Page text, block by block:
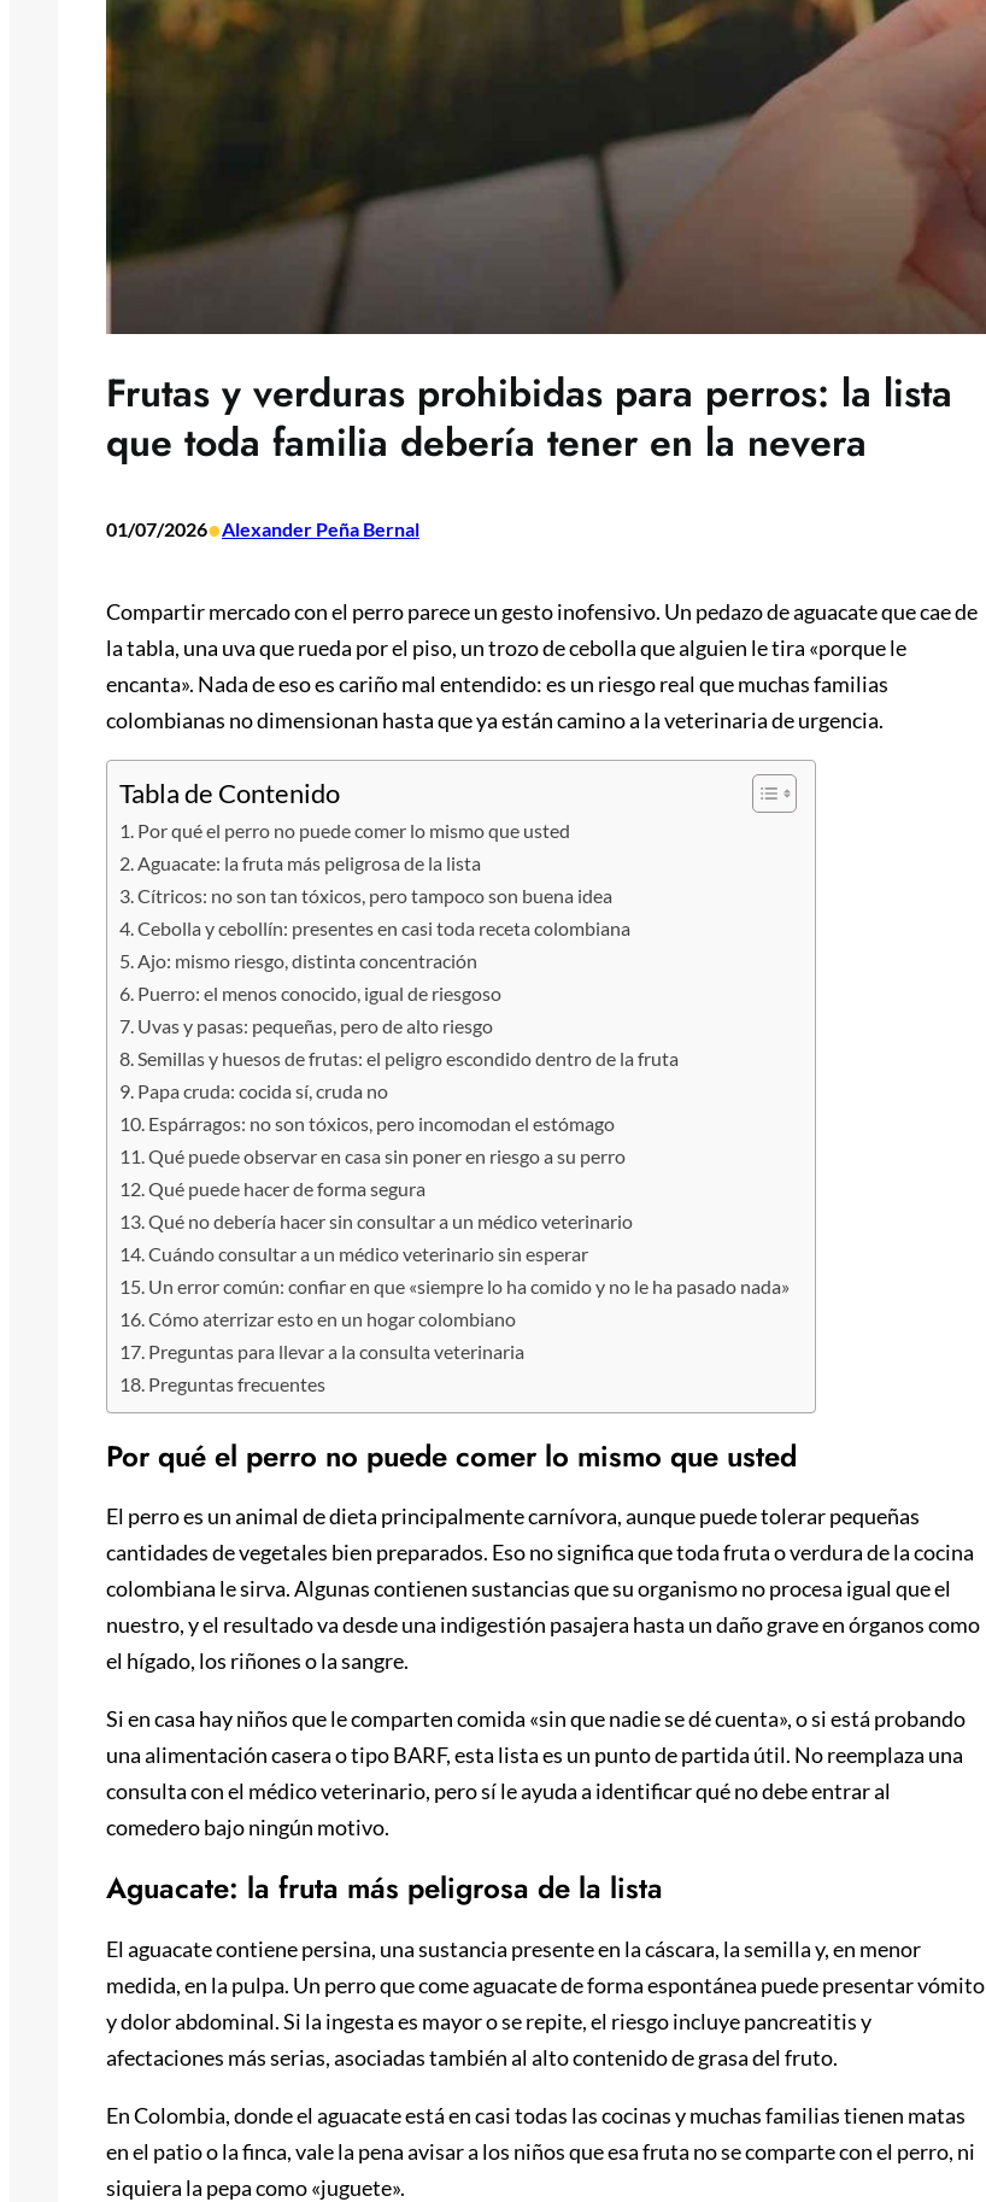
Frutas y verduras prohibidas para perros: la lista
que toda familia debería tener en la nevera
01/07/2026•Alexander Peña Bernal
Compartir mercado con el perro parece un gesto inofensivo. Un pedazo de aguacate que cae de
la tabla, una uva que rueda por el piso, un trozo de cebolla que alguien le tira «porque le
encanta». Nada de eso es cariño mal entendido: es un riesgo real que muchas familias
colombianas no dimensionan hasta que ya están camino a la veterinaria de urgencia.
Tabla de Contenido
Por qué el perro no puede comer lo mismo que usted
Aguacate: la fruta más peligrosa de la lista
Cítricos: no son tan tóxicos, pero tampoco son buena idea
Cebolla y cebollín: presentes en casi toda receta colombiana
Ajo: mismo riesgo, distinta concentración
Puerro: el menos conocido, igual de riesgoso
Uvas y pasas: pequeñas, pero de alto riesgo
Semillas y huesos de frutas: el peligro escondido dentro de la fruta
Papa cruda: cocida sí, cruda no
Espárragos: no son tóxicos, pero incomodan el estómago
Qué puede observar en casa sin poner en riesgo a su perro
Qué puede hacer de forma segura
Qué no debería hacer sin consultar a un médico veterinario
Cuándo consultar a un médico veterinario sin esperar
Un error común: confiar en que «siempre lo ha comido y no le ha pasado nada»
Cómo aterrizar esto en un hogar colombiano
Preguntas para llevar a la consulta veterinaria
Preguntas frecuentes
Por qué el perro no puede comer lo mismo que usted
El perro es un animal de dieta principalmente carnívora, aunque puede tolerar pequeñas
cantidades de vegetales bien preparados. Eso no significa que toda fruta o verdura de la cocina
colombiana le sirva. Algunas contienen sustancias que su organismo no procesa igual que el
nuestro, y el resultado va desde una indigestión pasajera hasta un daño grave en órganos como
el hígado, los riñones o la sangre.
Si en casa hay niños que le comparten comida «sin que nadie se dé cuenta», o si está probando
una alimentación casera o tipo BARF, esta lista es un punto de partida útil. No reemplaza una
consulta con el médico veterinario, pero sí le ayuda a identificar qué no debe entrar al
comedero bajo ningún motivo.
Aguacate: la fruta más peligrosa de la lista
El aguacate contiene persina, una sustancia presente en la cáscara, la semilla y, en menor
medida, en la pulpa. Un perro que come aguacate de forma espontánea puede presentar vómito
y dolor abdominal. Si la ingesta es mayor o se repite, el riesgo incluye pancreatitis y
afectaciones más serias, asociadas también al alto contenido de grasa del fruto.
En Colombia, donde el aguacate está en casi todas las cocinas y muchas familias tienen matas
en el patio o la finca, vale la pena avisar a los niños que esa fruta no se comparte con el perro, ni
siquiera la pepa como «juguete».